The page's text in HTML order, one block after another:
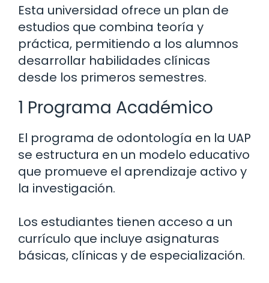
Esta universidad ofrece un plan de
estudios que combina teoría y
práctica, permitiendo a los alumnos
desarrollar habilidades clínicas
desde los primeros semestres.
1 Programa Académico
El programa de odontología en la UAP
se estructura en un modelo educativo
que promueve el aprendizaje activo y
la investigación.
Los estudiantes tienen acceso a un
currículo que incluye asignaturas
básicas, clínicas y de especialización.